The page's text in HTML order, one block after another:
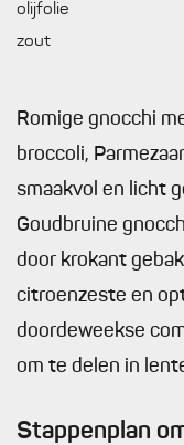
olijfolie
zout
Romige gnocchi
broccoli,
smaakvol en licht
Goudbruine
door krokant
citroenzeste en
doordeweekse
om te delen in
Stappenplan